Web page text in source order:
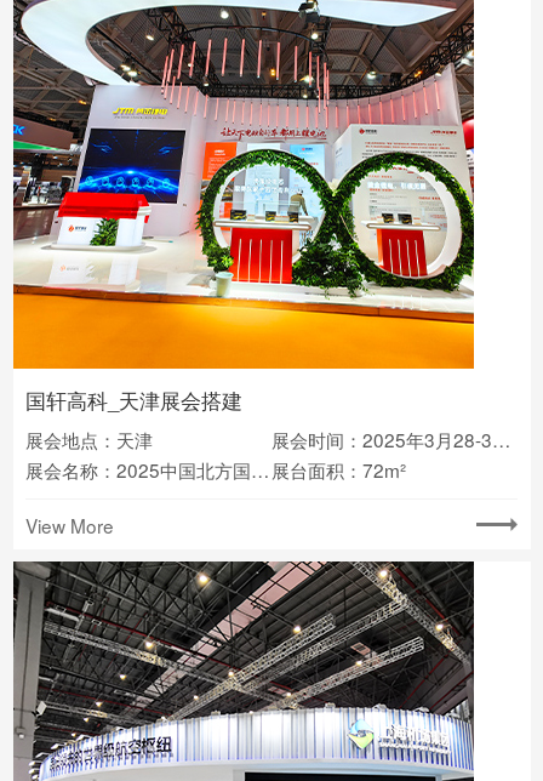
国轩高科_天津展会搭建
展会地点：天津
展会时间：2025年3月28-30日
展会名称：2025中国北方国际自行车电动车展览会 展台面积：72m²
View More